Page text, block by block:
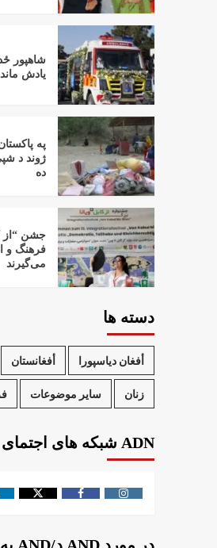
شاهپور
یادش ماند
په
ژوند د
ده
جشن “از
فرهنگ و
می‌گیرند
دسته ها
أفغان دیاسپورا أفغانستان
زنان سایر موضوعات
ADN شبکه های اجتمای